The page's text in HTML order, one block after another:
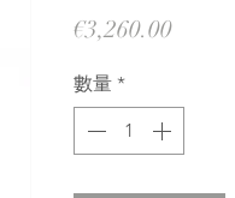
€3,260.00價
數量 *